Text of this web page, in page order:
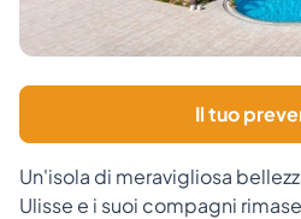
Il tuo
Un'isola di meravigliosa
Ulisse e i suoi compagni